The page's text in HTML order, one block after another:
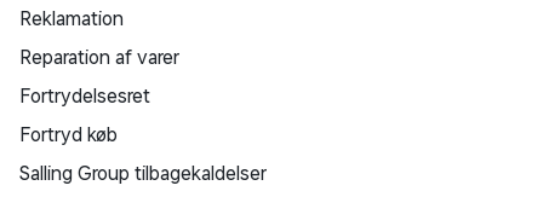
Reklamation
Reparation af varer
Fortrydelsesret
Fortryd køb
Salling Group tilbagekaldelser